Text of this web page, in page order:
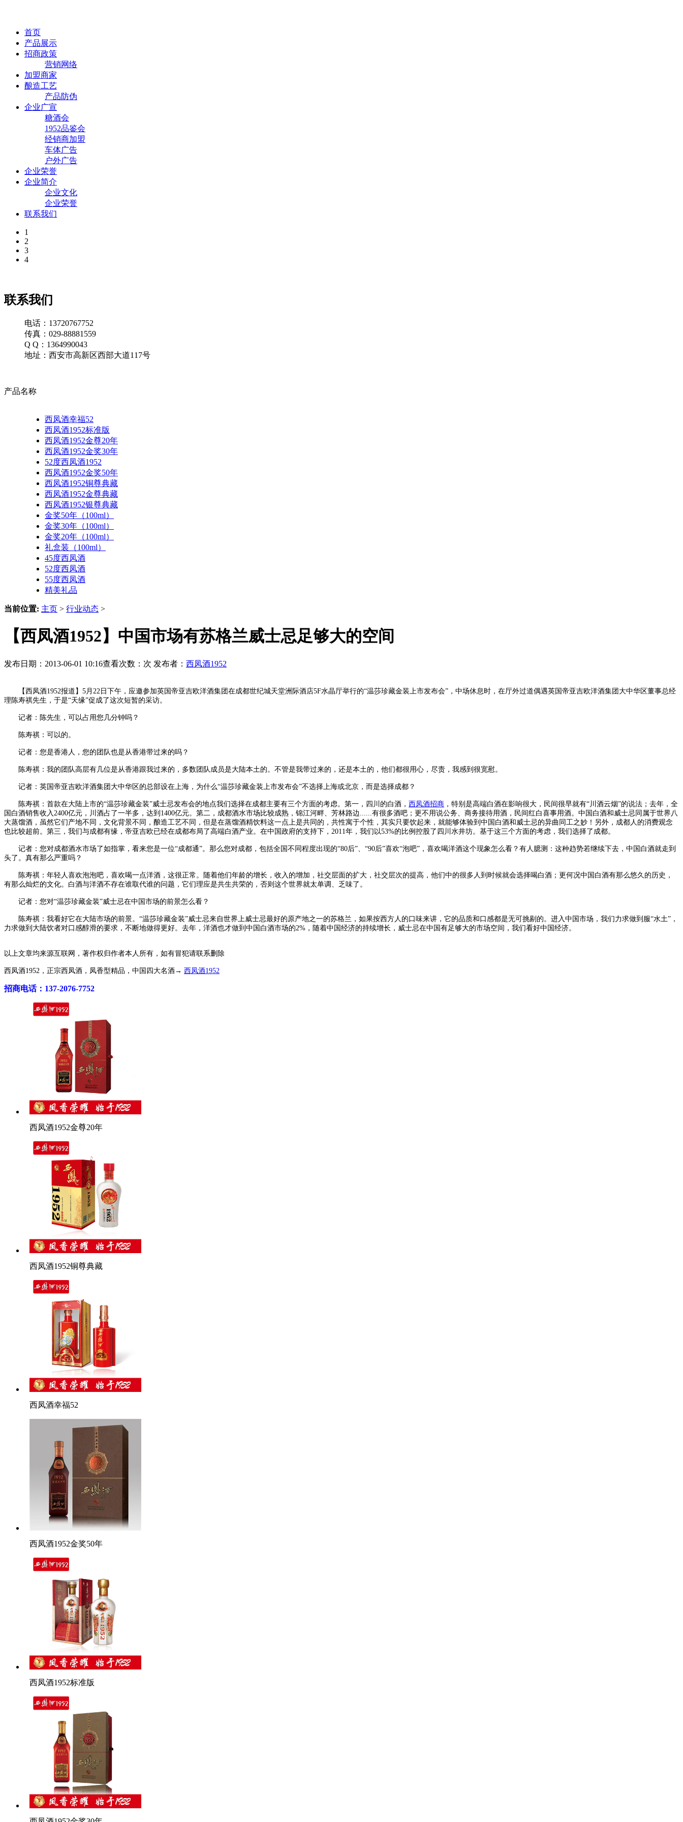
首页
产品展示
招商政策
营销网络
加盟商家
酿造工艺
产品防伪
企业广宣
糖酒会
1952品鉴会
经销商加盟
车体广告
户外广告
企业荣誉
企业简介
企业文化
企业荣誉
联系我们
1
2
3
4
联系我们
电话：13720767752
传真：029-88881559
Q Q：1364990043
地址：西安市高新区西部大道117号
产品名称
西凤酒幸福52
西凤酒1952标准版
西凤酒1952金尊20年
西凤酒1952金奖30年
52度西凤酒1952
西凤酒1952金奖50年
西凤酒1952铜尊典藏
西凤酒1952金尊典藏
西凤酒1952银尊典藏
金奖50年（100ml）
金奖30年（100ml）
金奖20年（100ml）
礼盒装（100ml）
45度西凤酒
52度西凤酒
55度西凤酒
精美礼品
当前位置: 主页 > 行业动态 >
【西凤酒1952】中国市场有苏格兰威士忌足够大的空间
发布日期：2013-06-01 10:16查看次数： 次 发布者： 西凤酒1952
【西凤酒1952报道】5月22日下午，应邀参加英国帝亚吉欧洋酒集团在成都世纪城天堂洲际酒店5F水晶厅举行的“温莎珍藏金装上市发布会”，中场休息时，在厅外过道偶遇英国帝亚吉欧洋酒集团大中华区董事总经
理陈寿祺先生，于是“天缘”促成了这次短暂的采访。
记者：陈先生，可以占用您几分钟吗？
陈寿祺：可以的。
记者：您是香港人，您的团队也是从香港带过来的吗？
陈寿祺：我的团队高层有几位是从香港跟我过来的，多数团队成员是大陆本土的。不管是我带过来的，还是本土的，他们都很用心，尽责，我感到很宽慰。
记者：英国帝亚吉欧洋酒集团大中华区的总部设在上海，为什么“温莎珍藏金装上市发布会”不选择上海或北京，而是选择成都？
陈寿祺：首款在大陆上市的“温莎珍藏金装”威士忌发布会的地点我们选择在成都主要有三个方面的考虑。第一，四川的白酒， 西凤酒招商 ，特别是高端白酒在影响很大，民间很早就有“川酒云烟”的说法；去年，全
国白酒销售收入2400亿元，川酒占了一半多，达到1400亿元。第二，成都酒水市场比较成熟，锦江河畔、芳林路边......有很多酒吧；更不用说公务、商务接待用酒，民间红白喜事用酒。中国白酒和威士忌同属于世界八
大蒸馏酒，虽然它们产地不同，文化背景不同，酿造工艺不同，但是在蒸馏酒精饮料这一点上是共同的，共性寓于个性，其实只要饮起来，就能够体验到中国白酒和威士忌的异曲同工之妙！另外，成都人的消费观念
也比较超前。第三，我们与成都有缘，帝亚吉欧已经在成都布局了高端白酒产业。在中国政府的支持下，2011年，我们以53%的比例控股了四川水井坊。基于这三个方面的考虑，我们选择了成都。
记者：您对成都酒水市场了如指掌，看来您是一位“成都通”。那么您对成都，包括全国不同程度出现的“80后”、“90后”喜欢“泡吧”，喜欢喝洋酒这个现象怎么看？有人臆测：这种趋势若继续下去，中国白酒就走到
头了。真有那么严重吗？
陈寿祺：年轻人喜欢泡泡吧，喜欢喝一点洋酒，这很正常。随着他们年龄的增长，收入的增加，社交层面的扩大，社交层次的提高，他们中的很多人到时候就会选择喝白酒；更何况中国白酒有那么悠久的历史，
有那么灿烂的文化。白酒与洋酒不存在谁取代谁的问题，它们理应是共生共荣的，否则这个世界就太单调、乏味了。
记者：您对“温莎珍藏金装”威士忌在中国市场的前景怎么看？
陈寿祺：我看好它在大陆市场的前景。“温莎珍藏金装”威士忌来自世界上威士忌最好的原产地之一的苏格兰，如果按西方人的口味来讲，它的品质和口感都是无可挑剔的。进入中国市场，我们力求做到服“水土”，
力求做到大陆饮者对口感醇滑的要求，不断地做得更好。去年，洋酒也才做到中国白酒市场的2%，随着中国经济的持续增长，威士忌在中国有足够大的市场空间，我们看好中国经济。
以上文章均来源互联网，著作权归作者本人所有，如有冒犯请联系删除
西凤酒1952，正宗西凤酒，凤香型精品，中国四大名酒→ 西凤酒1952
招商电话：137-2076-7752
西凤酒1952金尊20年
西凤酒1952铜尊典藏
西凤酒幸福52
西凤酒1952金奖50年
西凤酒1952标准版